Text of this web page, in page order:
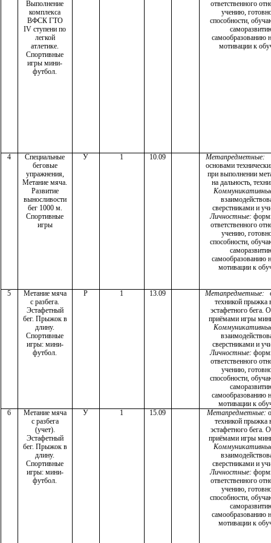
Выполнение
комплекса
ВФСК ГТО
IV ступени по
легкой
атлетике.
Спортивные
игры мини-
футбол.
ответственного
учению,
способности,
самообразованию
мотивации к
4
Специальные
беговые
упражнения,
Метание мяча.
Развитие
выносливости
бег 1000 м.
Спортивные
игры
У 1 10.09 Метапредметные:
основами
при выполнении
на дальность,
сверстниками и
Личностные:
ответственного
учению,
способности,
самообразованию
мотивации к
5
Метание мяча
с разбега.
Эстафетный
бег. Прыжок в
длину.
Спортивные
игры: мини-
футбол.
Р 1 13.09 Метапредметные:
техникой прыжка
эстафетного бега.
приёмами игры
сверстниками и
Личностные:
ответственного
учению,
способности,
самообразованию
мотивации к
6
Метание мяча
с разбега
(учет).
Эстафетный
бег. Прыжок в
длину.
Спортивные
игры: мини-
футбол.
У 1 15.09 Метапредметные:
техникой прыжка
эстафетного бега.
приёмами игры
сверстниками и
Личностные:
ответственного
учению,
способности,
самообразованию
мотивации к